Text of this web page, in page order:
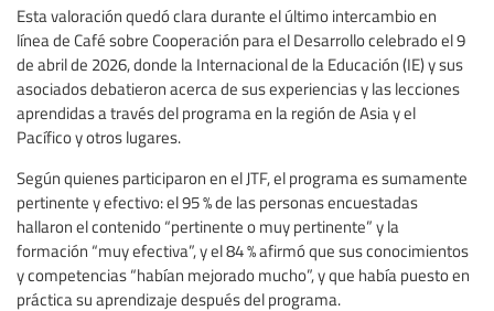
Esta valoración quedó clara durante el último intercambio en
línea de Café sobre Cooperación para el Desarrollo celebrado el 9
de abril de 2026, donde la Internacional de la Educación (IE) y sus
asociados debatieron acerca de sus experiencias y las lecciones
aprendidas a través del programa en la región de Asia y el
Pacífico y otros lugares.
Según quienes participaron en el JTF, el programa es sumamente
pertinente y efectivo: el 95 % de las personas encuestadas
hallaron el contenido “pertinente o muy pertinente” y la
formación “muy efectiva”, y el 84 % afirmó que sus conocimientos
y competencias “habían mejorado mucho”, y que había puesto en
práctica su aprendizaje después del programa.